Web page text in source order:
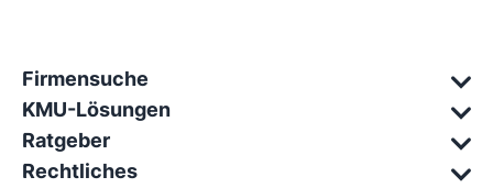
Firmensuche
KMU-Lösungen
Ratgeber
Rechtliches